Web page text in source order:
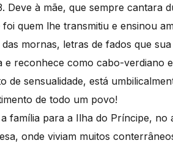
Deve à mãe, que sempre cantara
quem lhe transmitiu e ensinou
mornas, letras de fados que
e reconhece como cabo-verdiano
de sensualidade, está
de todo um povo!
família para a Ilha do Príncipe, no
onde viviam muitos